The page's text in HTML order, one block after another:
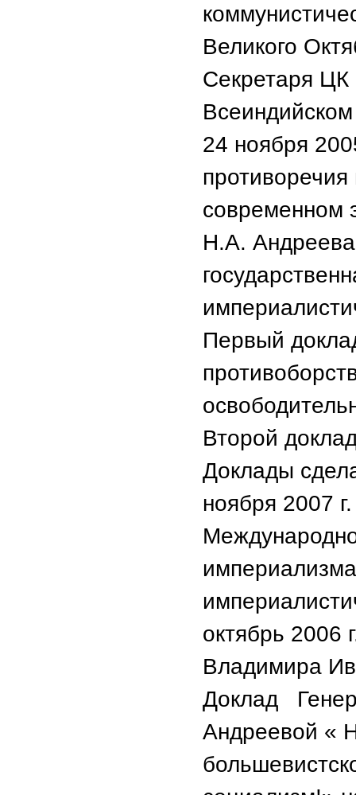
Великого
Секретаря
24 ноября
современном
Н.А.
Первый
Второй
Доклады
ноября 2007
октябрь 2006
Владимира
Доклад
Андреевой «